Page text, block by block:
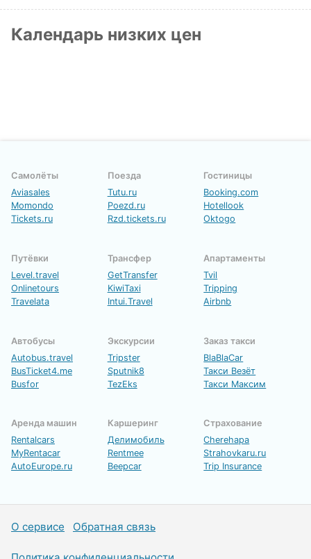
Календарь низких цен
Самолёты
Aviasales
Momondo
Tickets.ru
Поезда
Tutu.ru
Poezd.ru
Rzd.tickets.ru
Гостиницы
Booking.com
Hotellook
Oktogo
Путёвки
Level.travel
Onlinetours
Travelata
Трансфер
GetTransfer
KiwiTaxi
Intui.Travel
Апартаменты
Tvil
Tripping
Airbnb
Автобусы
Autobus.travel
BusTicket4.me
Busfor
Экскурсии
Tripster
Sputnik8
TezEks
Заказ такси
BlaBlaCar
Такси Везёт
Такси Максим
Аренда машин
Rentalcars
MyRentacar
AutoEurope.ru
Каршеринг
Делимобиль
Rentmee
Beepcar
Страхование
Cherehapa
Strahovkaru.ru
Trip Insurance
О сервисе Обратная связь